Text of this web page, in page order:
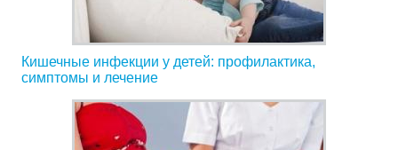
Кишечные инфекции у детей: профилактика,
симптомы и лечение